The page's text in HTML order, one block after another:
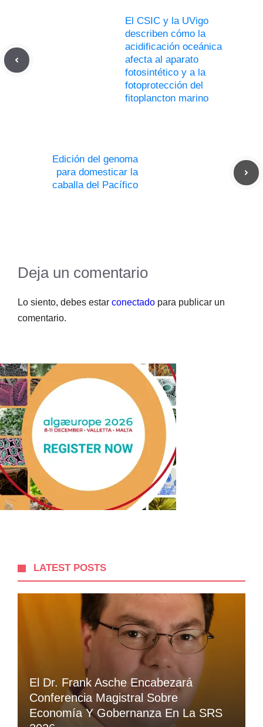
El CSIC y la UVigo
describen cómo la
acidificación oceánica
afecta al aparato
fotosintético y a la
fotoprotección del
fitoplancton marino
Edición del genoma
para domesticar la
caballa del Pacífico
Deja un comentario
Lo siento, debes estar conectado para publicar un
comentario.
LATEST POSTS
El Dr. Frank Asche Encabezará
Conferencia Magistral Sobre
Economía Y Gobernanza En La SRS